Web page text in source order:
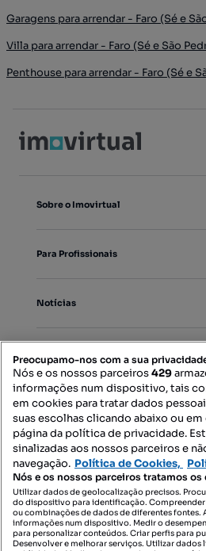
Garagens para arrendar - Faro (Sé e
Villa para arrendar - Faro (Sé e São
Penthouse para arrendar - Faro (Sé e
Sobre o Imovirtual
Para Profissionais
Notícias
Mapa do Site
Contacte-nos
SIGA-NOS:
Preocupamo-nos com a sua
Nós e os nossos parceiros429
informações num dispositivo, tais
em cookies para tratar dados
suas escolhas clicando abaixo ou
página da política de privacidade.
sinalizadas aos nossos parceiros e
navegação. Política de Cookies,
Nós e os nossos parceiros tratamos
Utilizar dados de geolocalização precisos.
do dispositivo para identificação.
ou combinações de dados de diferentes fontes.
informações num dispositivo. Medir o
para personalizar conteúdos. Criar perfis para
Desenvolver e melhorar serviços. Utilizar